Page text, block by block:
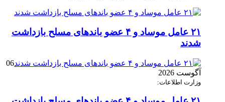
۲۱ عامل موساد و ۴ عضو باند‌های مسلح بازداشت
شدند
06
آگوست 2026
وزارت اطلاعات: